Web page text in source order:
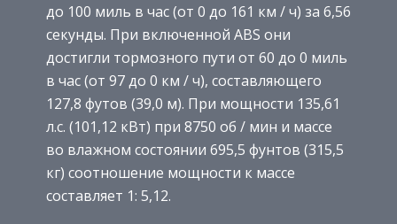
до 100 миль в час (от 0 до 161 км / ч) за 6,56
секунды. При включенной ABS они
достигли тормозного пути от 60 до 0 миль
в час (от 97 до 0 км / ч), составляющего
127,8 футов (39,0 м). При мощности 135,61
л.с. (101,12 кВт) при 8750 об / мин и массе
во влажном состоянии 695,5 фунтов (315,5
кг) соотношение мощности к массе
составляет 1: 5,12.